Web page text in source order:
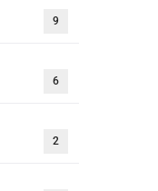
9
6
2